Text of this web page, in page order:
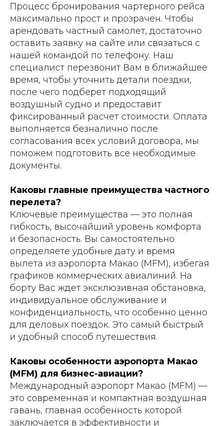
Процесс бронирования чартерного рейса
максимально прост и прозрачен. Чтобы
арендовать частный самолет, достаточно
оставить заявку на сайте или связаться с
нашей командой по телефону. Наш
специалист перезвонит Вам в ближайшее
время, чтобы уточнить детали поездки,
после чего подберет подходящий
воздушный судно и предоставит
фиксированный расчет стоимости. Оплата
выполняется безналично после
согласования всех условий договора, мы
поможем подготовить все необходимые
документы.
Каковы главные преимущества частного
перелета?
Ключевые преимущества — это полная
гибкость, высочайший уровень комфорта
и безопасность. Вы самостоятельно
определяете удобные дату и время
вылета из аэропорта Макао (MFM), избегая
графиков коммерческих авиалиний. На
борту Вас ждет эксклюзивная обстановка,
индивидуальное обслуживание и
конфиденциальность, что особенно ценно
для деловых поездок. Это самый быстрый
и удобный способ путешествия.
Каковы особенности аэропорта Макао
(MFM) для бизнес-авиации?
Международный аэропорт Макао (MFM) —
это современная и компактная воздушная
гавань, главная особенность которой
заключается в эффективности и